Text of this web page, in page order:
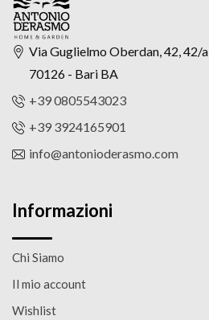
Via Guglielmo Oberdan, 42, 42/a
70126 - Bari BA
+39 0805543023
+39 3924165901
info@antonioderasmo.com
Informazioni
Chi Siamo
Il mio account
Wishlist